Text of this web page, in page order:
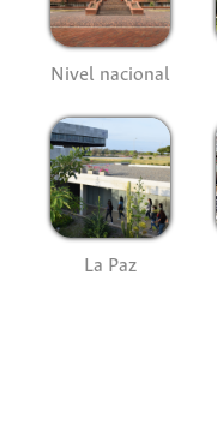
Nivel nacional
La Paz